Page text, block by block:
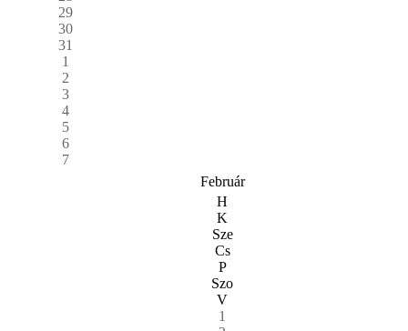
29
30
31
1
2
3
4
5
6
7
Február
H
K
Sze
Cs
P
Szo
V
1